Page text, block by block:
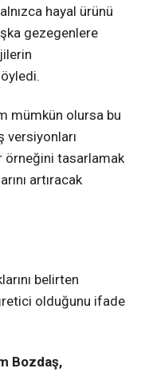
hayal ürünü
gezegenlere
mümkün olursa bu
örneğini tasarlamak
artıracak
belirten
olduğunu ifade
Bozdaş,